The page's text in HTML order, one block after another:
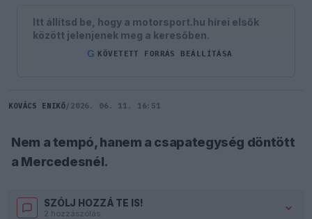
Itt állítsd be, hogy a motorsport.hu hírei elsők
között jelenjenek meg a keresőben.
G KÖVETETT FORRÁS BEÁLLÍTÁSA
KOVÁCS ENIKŐ/ 2026. 06. 11. 16:51
Nem a tempó, hanem a csapategység döntött
a Mercedesnél.
SZÓLJ HOZZÁ TE IS!
2 hozzászólás.